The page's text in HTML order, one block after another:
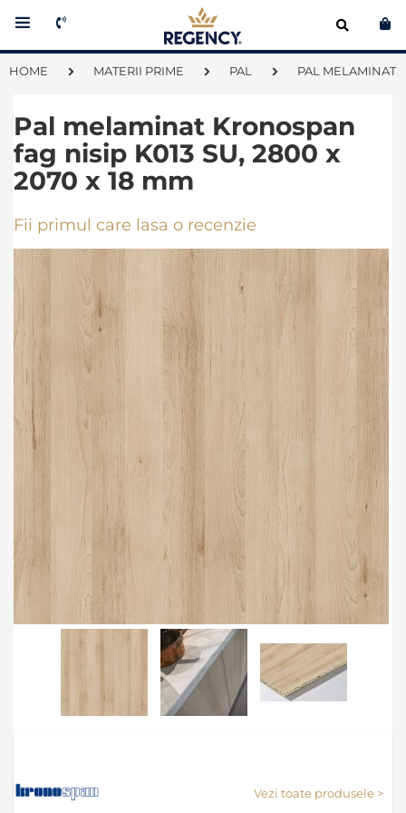
HOME MATERII PRIME PAL PAL MELAMINAT
to
of
the
images
gallery
beginning
Vezi toate produsele >
Pal melaminat Kronospan
fag nisip K013 SU, 2800 x
2070 x 18 mm
Fii primul care lasa o recenzie